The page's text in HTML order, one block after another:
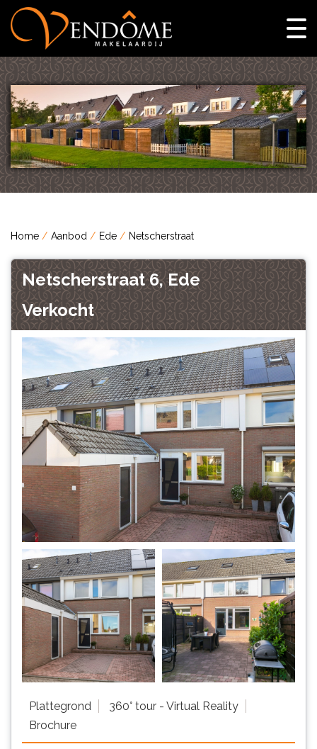
Home Aanbod Ede Netscherstraat
Netscherstraat 6, Ede
Verkocht
Plattegrond
360° tour - Virtual Reality
Brochure